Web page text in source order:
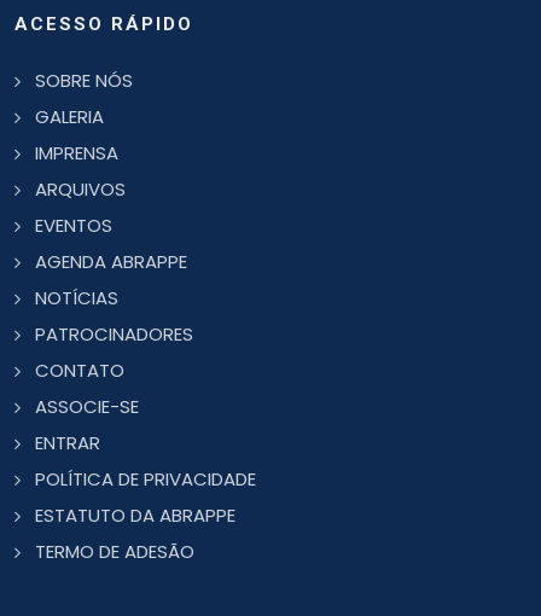
ACESSO RÁPIDO
SOBRE NÓS
GALERIA
IMPRENSA
ARQUIVOS
EVENTOS
AGENDA ABRAPPE
NOTÍCIAS
PATROCINADORES
CONTATO
ASSOCIE-SE
ENTRAR
POLÍTICA DE PRIVACIDADE
ESTATUTO DA ABRAPPE
TERMO DE ADESÃO